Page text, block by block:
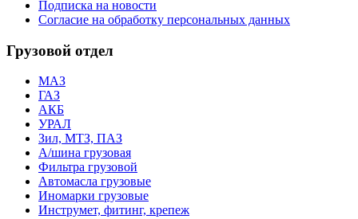
Подписка на новости
Согласие на обработку персональных данных
Грузовой отдел
МАЗ
ГАЗ
АКБ
УРАЛ
Зил, МТЗ, ПАЗ
А/шина грузовая
Фильтра грузовой
Автомасла грузовые
Иномарки грузовые
Инструмет, фитинг, крепеж